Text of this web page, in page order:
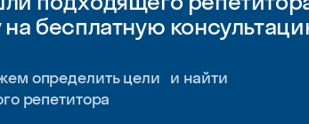
на бесплатную
определить цели и найти
репетитора